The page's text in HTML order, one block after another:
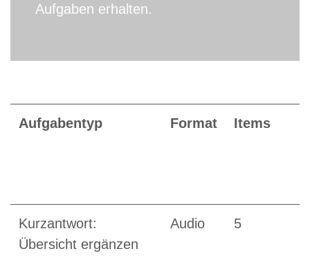
Aufgaben erhalten.
Aufgabentyp Format Items
Kurzantwort:
Übersicht ergänzen
Audio 5